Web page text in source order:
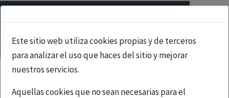
Este sitio web utiliza cookies propias y de terceros
para analizar el uso que haces del sitio y mejorar
nuestros servicios.
Aquellas cookies que no sean necesarias para el